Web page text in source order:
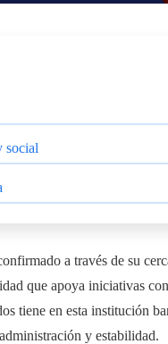
social
a través de su
que apoya iniciativas
tiene en esta institución
y estabilidad.